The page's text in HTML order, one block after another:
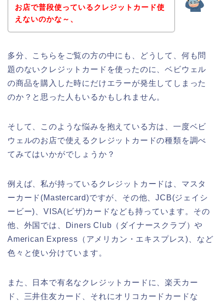
お店で普段使っているクレジットカード使
えないのかな～、
多分、こちらをご覧の方の中にも、どうして、何も問
題のないクレジットカードを使ったのに、ベビウェル
の商品を購入した時にだけエラーが発生してしまった
のか？と思った人もいるかもしれません。
そして、このような悩みを抱えている方は、一度ベビ
ウェルのお店で使えるクレジットカードの種類を調べ
てみてはいかがでしょうか？
例えば、私が持っているクレジットカードは、マスタ
ーカード(Mastercard)ですが、その他、JCB(ジェイシ
ービー)、VISA(ビザ)カードなども持っています。その
他、外国では、Diners Club（ダイナースクラブ）や
American Express（アメリカン・エキスプレス)、など
色々と使い分けています。
また、日本で有名なクレジットカードに、楽天カー
ド、三井住友カード、それにオリコカードカードな